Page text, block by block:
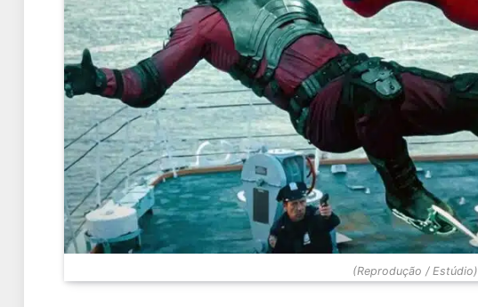
(Reprodução / Estúdio)